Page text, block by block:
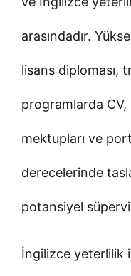
arasındadır.
lisans diploması,
programlarda
mektupları ve
derecelerinde
potansiyel
İngilizce yeterlilik